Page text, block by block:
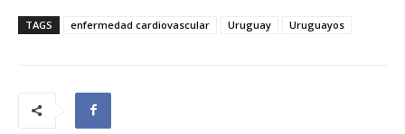
TAGS enfermedad cardiovascular Uruguay Uruguayos